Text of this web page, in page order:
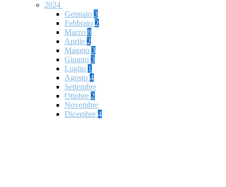
2024
Gennaio 3
Febbraio 2
Marzo 8
Aprile 2
Maggio 3
Giugno 3
Luglio 1
Agosto 4
Settembre
Ottobre 2
Novembre
Dicembre 4